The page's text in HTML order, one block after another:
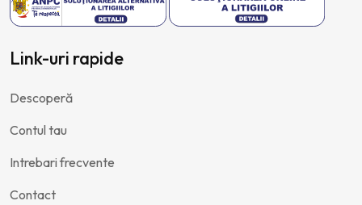
Link-uri rapide
Descoperă
Contul tau
Intrebari frecvente
Contact